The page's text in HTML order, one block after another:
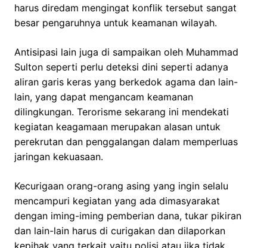
harus diredam mengingat konflik tersebut sangat
besar pengaruhnya untuk keamanan wilayah.
Antisipasi lain juga di sampaikan oleh Muhammad
Sulton seperti perlu deteksi dini seperti adanya
aliran garis keras yang berkedok agama dan lain-
lain, yang dapat mengancam keamanan
dilingkungan. Terorisme sekarang ini mendekati
kegiatan keagamaan merupakan alasan untuk
perekrutan dan penggalangan dalam memperluas
jaringan kekuasaan.
Kecurigaan orang-orang asing yang ingin selalu
mencampuri kegiatan yang ada dimasyarakat
dengan iming-iming pemberian dana, tukar pikiran
dan lain-lain harus di curigakan dan dilaporkan